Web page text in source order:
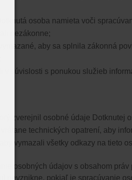
osoba namieta voči
nezákonne;
aby sa splnila zákonná
v súvislosti s ponukou služieb
zverejnil osobné údaje
vrátane technických opatrení, aby
vymazali všetky odkazy na tieto
osobných údajov s obsahom
nevznikne, pokiaľ je spracúvanie